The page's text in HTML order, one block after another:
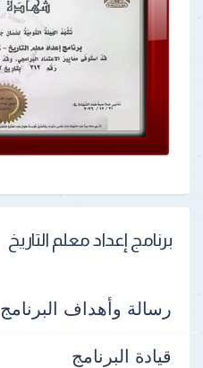
برنامج إعداد معلم التاريخ
رسالة وأهداف البرنامج
قيادة البرنامج